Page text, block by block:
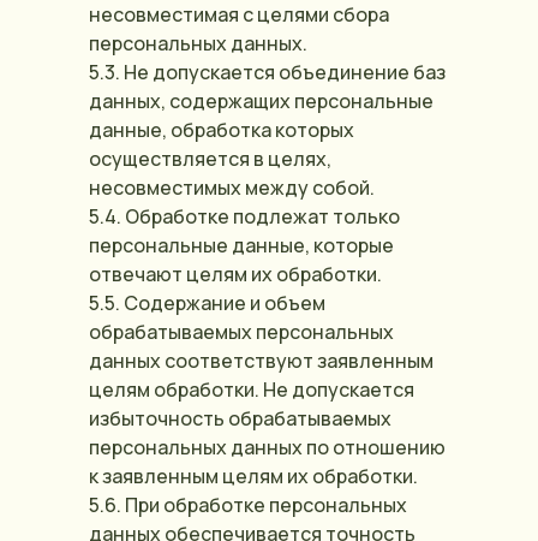
несовместимая с целями сбора
персональных данных.
5.3. Не допускается объединение баз
данных, содержащих персональные
данные, обработка которых
осуществляется в целях,
несовместимых между собой.
5.4. Обработке подлежат только
персональные данные, которые
отвечают целям их обработки.
5.5. Содержание и объем
обрабатываемых персональных
данных соответствуют заявленным
целям обработки. Не допускается
избыточность обрабатываемых
персональных данных по отношению
к заявленным целям их обработки.
5.6. При обработке персональных
данных обеспечивается точность